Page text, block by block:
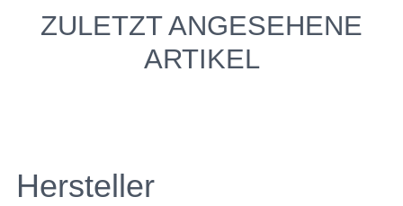
ZULETZT ANGESEHENE
ARTIKEL
Hersteller